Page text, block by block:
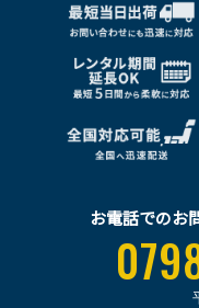
お電話でのお